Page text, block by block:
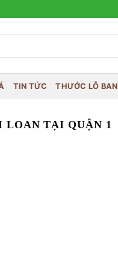
TIN TỨC THƯỚC LỖ BAN
LOAN TẠI QUẬN 1